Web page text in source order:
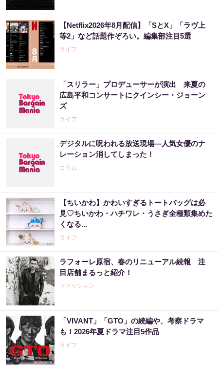
【Netflix2026年8月配信】「SとX」「ラヴ上
等2」など話題作ぞろい。編集部注目5選
ライフ
「スリラー」プロデューサーが演出 来夏の
広島平和コンサートにクインシー・ジョーン
ズ
ライフ
デジタルに呪われる放送現場―人気女優のナ
レーション消してしまった！
コラム
【ちいかわ】かわいすぎるトートバッグは必
見♡ちいかわ・ハチワレ・うさぎ全種類集めた
くなる...
ライフ
ラフォーレ原宿、春のリニューアル続報 注
目店舗まるっと紹介！
ファッション
「VIVANT」「GTO」の続編や、考察ドラマ
も！2026年夏ドラマ注目5作品
ライフ